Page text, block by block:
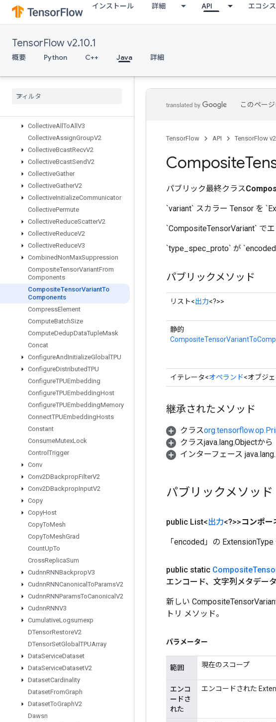
インストール 詳細 API エコシ
TensorFlow v2.10.1
概要 Python C++ Java 詳細
CSRSparseMatrixToSparseTensor
CSVDataset
CTCLossV2
CacheDatasetV2
ChooseFastestDataset
CollectiveAll ToAll V3
CollectiveAssignGroupV2
CollectiveBcastRecvV2
CollectiveBcastSendV2
CollectiveGather
CollectiveGatherV2
CollectiveInitializeCommunicator
CollectivePermute
CollectiveReduceScatterV2
CollectiveReduceV2
CollectiveReduceV3
CombinedNonMaxSuppression
CompositeTensorVariantFrom
Components
CompositeTensorVariantTo
Components
CompressElement
ComputeBatchSize
ComputeDedupDataTupleMask
Concat
ConfigureAndInitializeGlobal TPU
ConfigureDistributedTPU
ConfigureTPUEmbedding
ConfigureTPUEmbeddingHost
ConfigureTPUEmbeddingMemory
ConnectTPUEmbeddingHosts
Constant
ConsumeMutexLock
Control Trigger
Conv
Conv2DBackpropFilterV2
Conv2DBackpropInputV2
Copy
CopyHost
CopyToMesh
CopyToMeshGrad
CountUpTo
CrossReplicaSum
CudnnRNNBackpropV3
CudnnRNNCanonical ToParamsV2
CudnnRNNParamsToCanonical V2
CudnnRNNV3
CumulativeLogsumexp
DTensorRestoreV2
DTensorSetGlobal TPUArray
DataServiceDataset
DataServiceDatasetV2
DatasetCardinality
DatasetFromGraph
DatasetToGraphV2
Dawsn
このペー
TensorFlow API TensorFlow
Composite
パブリック最終クラス
`variant` スカラー Tensor を
`CompositeTensorVariant` で
`type_spec_proto` が
パブリックメソッド
リスト<出力<?>>
静的
イテレータ<オペランド<オブジ
継承されたメソッド
クラス
クラスjava.lang.Objectから
インターフェース
パブリックメソッド
public List<出力<?>>コンポー
「encoded」の
public static Composite
エンコード、文字列メタデー
新しい
トリ メソッド。
パラメーター
範囲 現在のスコープ
エンコ
ードさ
れた
エンコードされた